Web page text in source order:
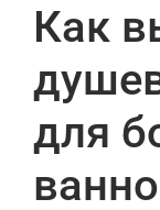
Как
для